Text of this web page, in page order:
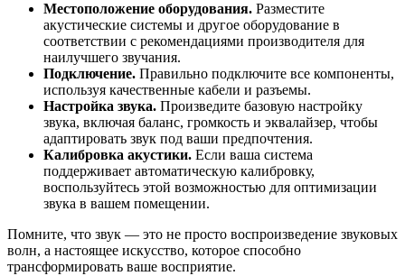
Местоположение оборудования. Разместите
акустические системы и другое оборудование в
соответствии с рекомендациями производителя для
наилучшего звучания.
Подключение. Правильно подключите все компоненты,
используя качественные кабели и разъемы.
Настройка звука. Произведите базовую настройку
звука, включая баланс, громкость и эквалайзер, чтобы
адаптировать звук под ваши предпочтения.
Калибровка акустики. Если ваша система
поддерживает автоматическую калибровку,
воспользуйтесь этой возможностью для оптимизации
звука в вашем помещении.
Помните, что звук — это не просто воспроизведение звуковых
волн, а настоящее искусство, которое способно
трансформировать ваше восприятие.